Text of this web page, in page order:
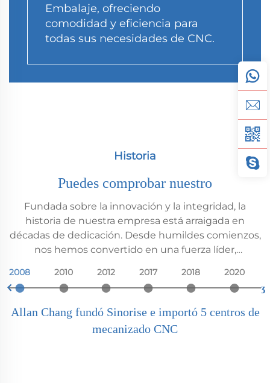
Embalaje, ofreciendo
comodidad y eficiencia para
todas sus necesidades de CNC.
Historia
Puedes comprobar nuestro
Fundada sobre la innovación y la integridad, la
historia de nuestra empresa está arraigada en
décadas de dedicación. Desde humildes comienzos,
nos hemos convertido en una fuerza líder,
expertise.
2008 2010 2012 2017 2018 2020
 ʒ
Allan Chang fundó Sinorise e importó 5 centros de
mecanizado CNC